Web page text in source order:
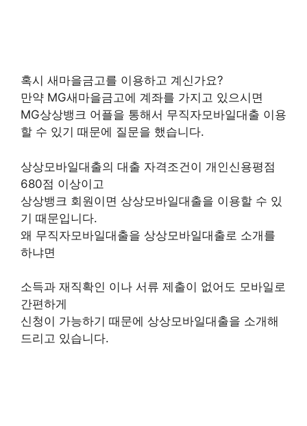
혹시 새마을금고를 이용하고 계신가요?
만약 MG새마을금고에 계좌를 가지고 있으시면
MG상상뱅크 어플을 통해서 무직자모바일대출 이용
할 수 있기 때문에 질문을 했습니다.
상상모바일대출의 대출 자격조건이 개인신용평점
680점 이상이고
상상뱅크 회원이면 상상모바일대출을 이용할 수 있
기 때문입니다.
왜 무직자모바일대출을 상상모바일대출로 소개를
하냐면
소득과 재직확인 이나 서류 제출이 없어도 모바일로
간편하게
신청이 가능하기 때문에 상상모바일대출을 소개해
드리고 있습니다.